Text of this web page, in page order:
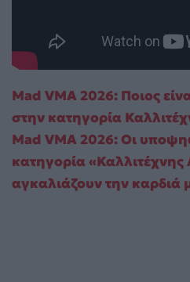
Mad VMA 2026: Ποιος
στην κατηγορία
Mad VMA 2026: Οι
κατηγορία «Καλλιτέχνης
αγκαλιάζουν την καρδιά